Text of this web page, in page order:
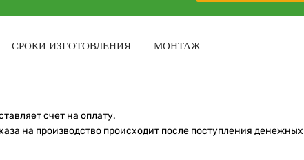
СРОКИ ИЗГОТОВЛЕНИЯ МОНТАЖ
счет на оплату.
на производство происходит после поступления денежных